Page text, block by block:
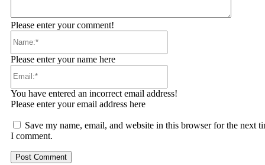
Please enter your comment!
Please enter your name here
You have entered an incorrect email address!
Please enter your email address here
Save my name, email, and website in this browser for the next
I comment.